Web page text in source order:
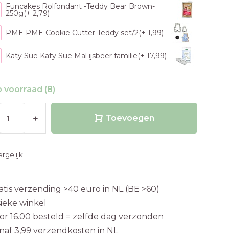
Funcakes Rolfondant -Teddy Bear Brown-
250g(+ 2,79)
PME PME Cookie Cutter Teddy set/2(+ 1,99)
Katy Sue Katy Sue Mal ijsbeer familie(+ 17,99)
voorraad (8)
+ Toevoegen
verzending >40 euro in NL (BE >60)
winkel
16.00 besteld = zelfde dag verzonden
3,99 verzendkosten in NL